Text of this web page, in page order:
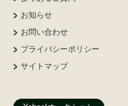
お知らせ
お問い合わせ
プライバシーポリシー
サイトマップ